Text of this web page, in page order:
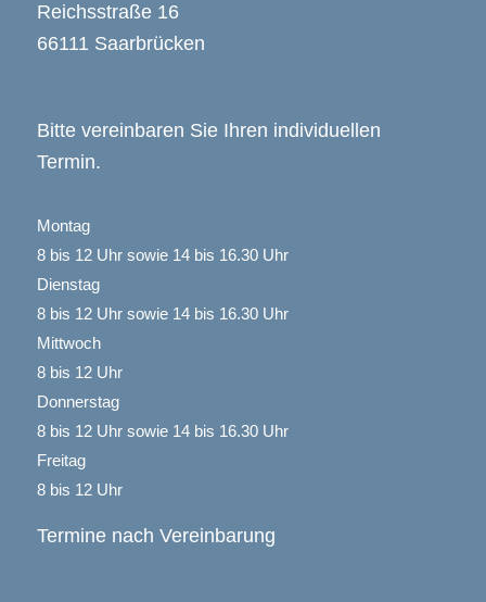
Reichsstraße 16
66111 Saarbrücken
Bitte vereinbaren Sie Ihren individuellen
Termin.
Montag
8 bis 12 Uhr sowie 14 bis 16.30 Uhr
Dienstag
8 bis 12 Uhr sowie 14 bis 16.30 Uhr
Mittwoch
8 bis 12 Uhr
Donnerstag
8 bis 12 Uhr sowie 14 bis 16.30 Uhr
Freitag
8 bis 12 Uhr
Termine nach Vereinbarung